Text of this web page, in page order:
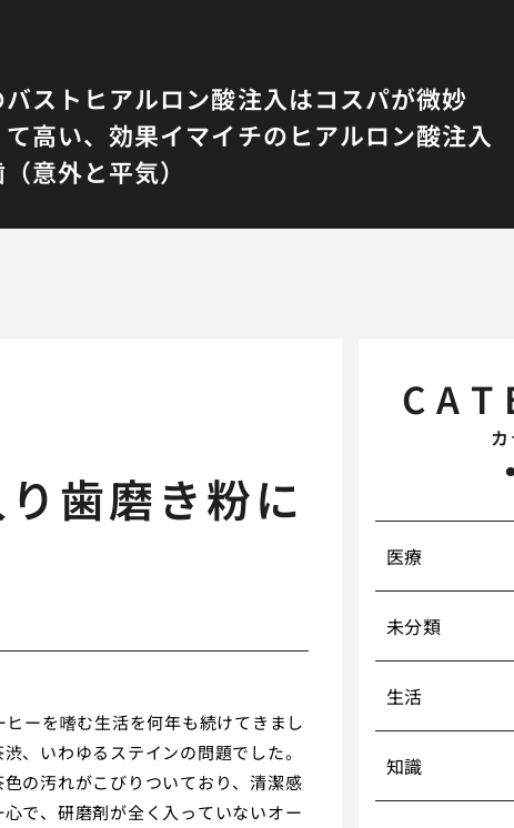
スト ヒアルロン酸注入はコスパが微妙
高い、効果イマイチのヒアルロン酸注入
意外と平気）
歯磨き粉に
ーを嗜む生活を何年も続けてきまし
、いわゆるステインの問題でした。
の汚れがこびりついており、清潔感
で、研磨剤が全く入っていないオー
医療
未分類
生活
知識